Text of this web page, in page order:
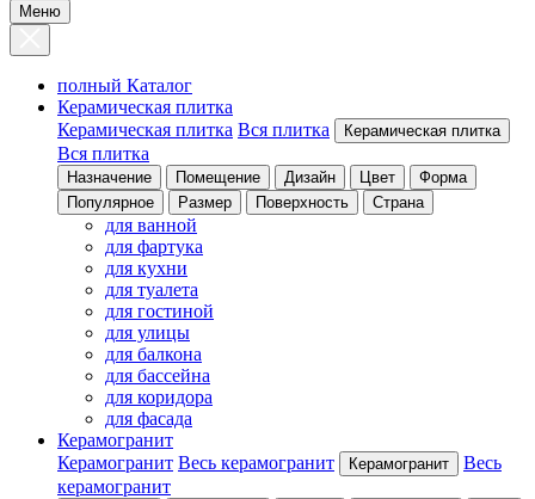
Меню
полный Каталог
Керамическая плитка
Керамическая плитка Вся плитка Керамическая плитка
Вся плитка
Назначение Помещение Дизайн Цвет
Форма
Популярное
Размер Поверхность Страна
для ванной
для фартука
для кухни
для туалета
для гостиной
для улицы
для балкона
для бассейна
для коридора
для фасада
Керамогранит
Керамогранит Весь керамогранит Керамогранит
Весь
керамогранит